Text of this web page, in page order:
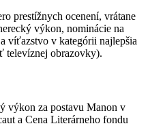
prestížnych ocenení, vrátane
výkon, nominácie na
víťazstvo v kategórii najlepšia
televíznej obrazovky).
výkon za postavu Manon v
a Cena Literárneho fondu